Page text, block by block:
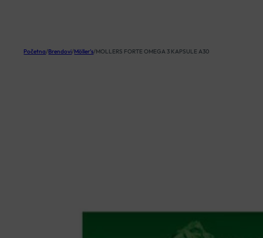
Početna/Brendovi/Möller’s/MOLLERS FORTE OMEGA 3 KAPSULE A30